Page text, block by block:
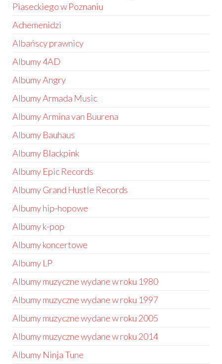
Piaseckiego w Poznaniu
Achemenidzi
Albańscy prawnicy
Albumy 4AD
Albumy Angry
Albumy Armada Music
Albumy Armina van Buurena
Albumy Bauhaus
Albumy Blackpink
Albumy Epic Records
Albumy Grand Hustle Records
Albumy hip-hopowe
Albumy k-pop
Albumy koncertowe
Albumy LP
Albumy muzyczne wydane w roku 1980
Albumy muzyczne wydane w roku 1997
Albumy muzyczne wydane w roku 2005
Albumy muzyczne wydane w roku 2014
Albumy Ninja Tune